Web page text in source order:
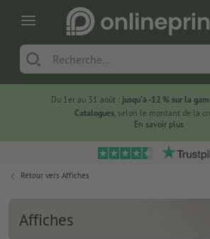
Du 1er au 31 août : jusqu’à -12 % sur la
Catalogues, selon le montant de la
En savoir plus
Retour vers Affiches
Affiches